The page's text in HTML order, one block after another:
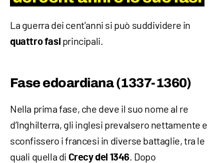
La guerra dei cent'anni si può suddividere in
quattro fasi principali.
Fase edoardiana (1337-1360)
Nella prima fase, che deve il suo nome al re
d’Inghilterra, gli inglesi prevalsero nettamente e
sconfissero i francesi in diverse battaglie, tra le
quali quella di Crecy del 1346 . Dopo